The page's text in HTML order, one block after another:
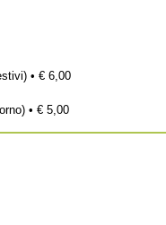
• € 6,00
• € 5,00